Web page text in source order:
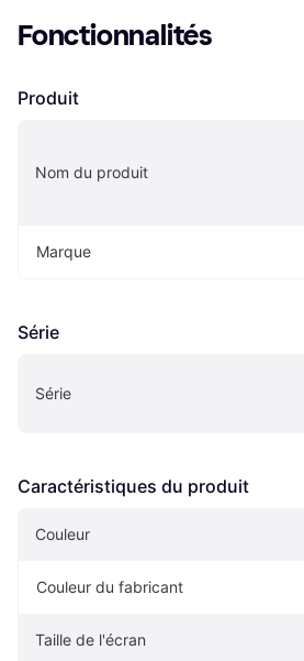
Fonctionnalités
Produit
Nom du produit
Marque
Série
Série
Caractéristiques du produit
Couleur
Couleur du fabricant
Taille de l'écran